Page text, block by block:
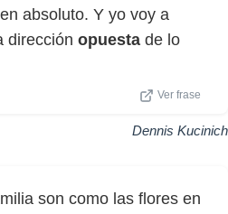
absoluto. Y yo voy a
dirección opuesta de lo
Ver frase
Dennis Kucinich
son como las flores en